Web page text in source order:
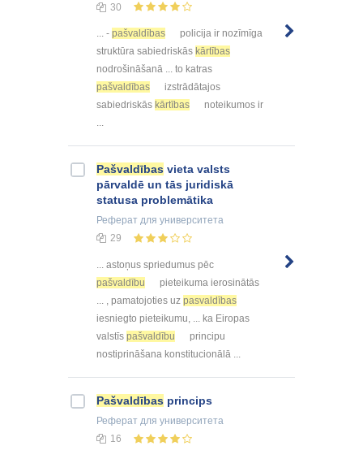
30
... - pašvaldības
policija ir nozīmīga
struktūra sabiedriskās kārtības
nodrošināšanā ... to katras
pašvaldības
izstrādātajos
sabiedriskās kārtības
noteikumos ir
...
Pašvaldības vieta valsts
pārvaldē un tās juridiskā
statusa problemātika
Реферат для университета
29
... astoņus spriedumus pēc
pašvaldību
pieteikuma ierosinātās
... , pamatojoties uz pasvaldības
iesniegto pieteikumu, ... ka Eiropas
valstīs pašvaldību
principu
nostiprināšana konstitucionālā ...
Pašvaldības princips
Реферат для университета
16